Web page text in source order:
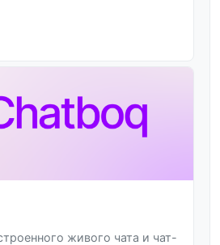
живого чата и чат-